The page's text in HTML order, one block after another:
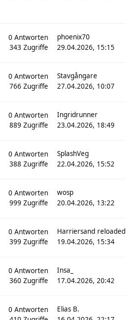
0Antworten
343Zugriffe
phoenix70
29.04.2026, 15:15
0Antworten
766Zugriffe
Stavgångare
27.04.2026, 10:07
0Antworten
889Zugriffe
Ingridrunner
23.04.2026, 18:49
0Antworten
388Zugriffe
SplashVeg
22.04.2026, 15:52
0Antworten
999Zugriffe
wosp
20.04.2026, 13:22
0Antworten
399Zugriffe
Harriersand reloaded
19.04.2026, 15:34
0Antworten
360Zugriffe
Insa_
17.04.2026, 20:42
0Antworten
Elias B.